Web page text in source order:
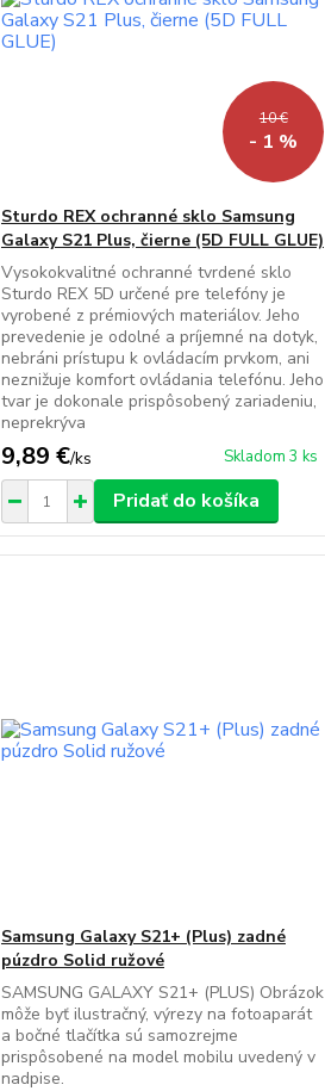
10 €
- 1 %
Sturdo REX ochranné sklo Samsung
Galaxy S21 Plus, čierne (5D FULL GLUE)
Vysokokvalitné ochranné tvrdené sklo
Sturdo REX 5D určené pre telefóny je
vyrobené z prémiových materiálov. Jeho
prevedenie je odolné a príjemné na dotyk,
nebráni prístupu k ovládacím prvkom, ani
neznižuje komfort ovládania telefónu. Jeho
tvar je dokonale prispôsobený zariadeniu,
neprekrýva
9,89 €/ks Skladom 3 ks
Pridať do košíka
Samsung Galaxy S21+ (Plus) zadné
púzdro Solid ružové
SAMSUNG GALAXY S21+ (PLUS) Obrázok
môže byť ilustračný, výrezy na fotoaparát
a bočné tlačítka sú samozrejme
prispôsobené na model mobilu uvedený v
nadpise.